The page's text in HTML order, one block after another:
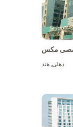
مکس
دهلی,هند